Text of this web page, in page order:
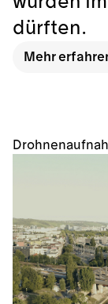
dürften.
Mehr